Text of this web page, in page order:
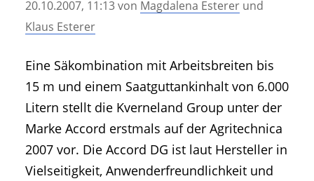
• Geschichte und Geschichten
• Messen und Veranstaltungen
• Agritechnica Neuheiten Archiv
• Artikel nach Hersteller/Marke
20.10.2007, 11:13von Magdalena Esterer und
Klaus Esterer
Eine Säkombination mit Arbeitsbreiten bis
15 m und einem Saatguttankinhalt von 6.000
Litern stellt die Kverneland Group unter der
Marke Accord erstmals auf der Agritechnica
2007 vor. Die Accord DG ist laut Hersteller in
Vielseitigkeit, Anwenderfreundlichkeit und